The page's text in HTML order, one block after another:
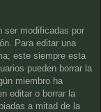
ser modificadas por
Para editar una
este siempre esta
pueden borrar la
miembro ha
editar o borrar la
a mitad de la